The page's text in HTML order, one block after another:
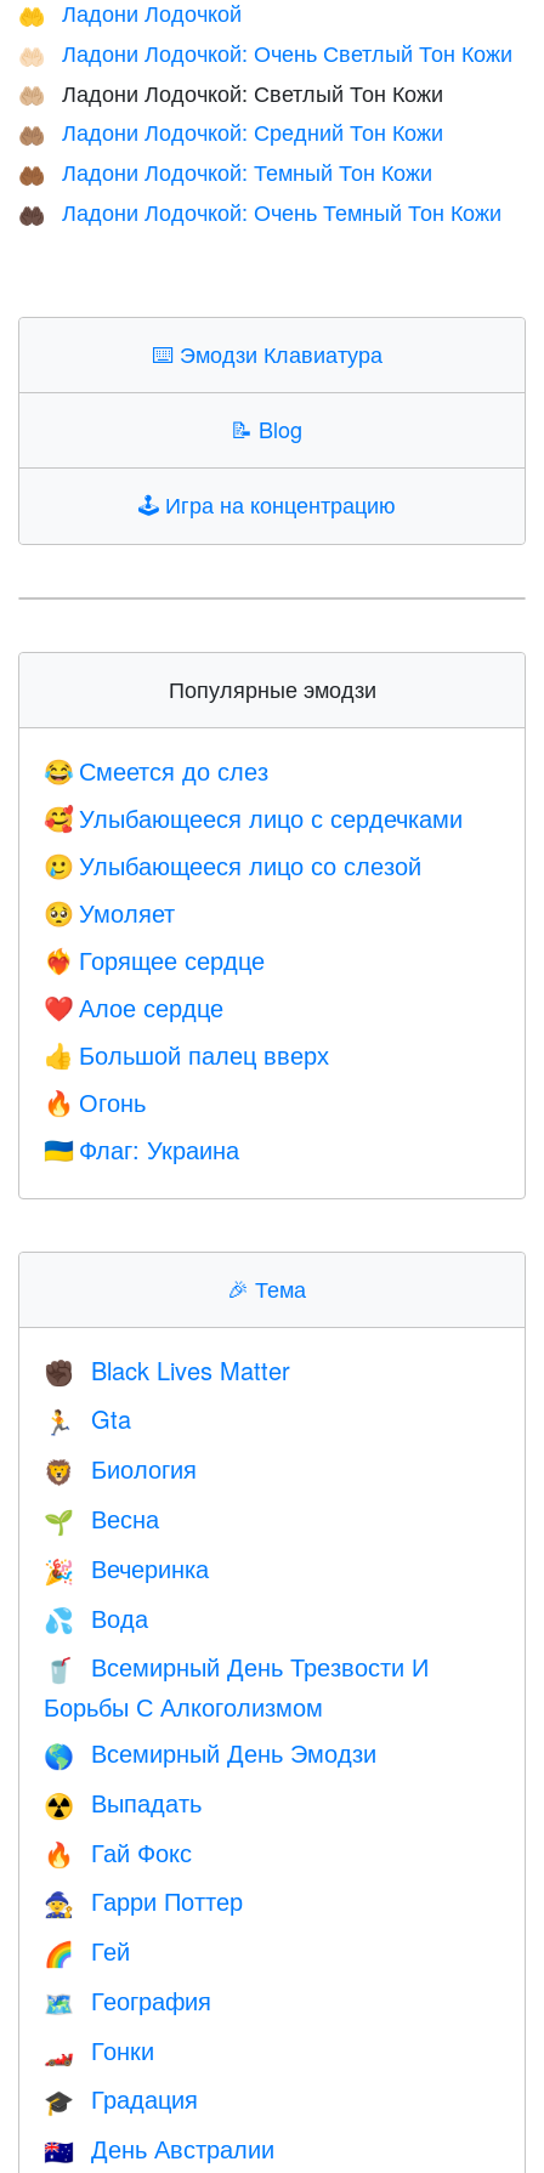
🤲 Ладони Лодочкой
🤲🏻 Ладони Лодочкой: Очень Светлый Тон Кожи
🤲🏼 Ладони Лодочкой: Светлый Тон Кожи
🤲🏽 Ладони Лодочкой: Средний Тон Кожи
🤲🏾 Ладони Лодочкой: Темный Тон Кожи
🤲🏿 Ладони Лодочкой: Очень Темный Тон Кожи
⌨️ Эмодзи Клавиатура
📝 Blog
🕹️ Игра на концентрацию
Популярные эмодзи
😂 Смеется до слез
🥰 Улыбающееся лицо с сердечками
🥲 Улыбающееся лицо со слезой
🥺 Умоляет
❤️‍🔥 Горящее сердце
❤️ Алое сердце
👍 Большой палец вверх
🔥 Огонь
🇺🇦 Флаг: Украина
🎉 Тема
✊🏿 Black Lives Matter
🏃 Gta
🦁 Биология
🌱 Весна
🎉 Вечеринка
💦 Вода
🥤
Всемирный День Трезвости И
Борьбы С Алкоголизмом
🌎 Всемирный День Эмодзи
☢️ Выпадать
🔥 Гай Фокс
🧙 Гарри Поттер
🌈 Гей
🗺 География
🏎 Гонки
🎓 Градация
🇦🇺 День Австралии